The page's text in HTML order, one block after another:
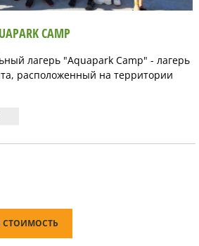
CAMP
лагерь "Aquapark Camp" - лагерь
расположенный на территории
СТОИМОСТЬ